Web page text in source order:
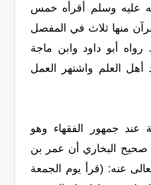
عليه وسلم أقرأه خمس
منها ثلاث في المفصل
أبو داود وابن ماجة
أهل العلم واشتهر العمل
عند جمهور الفقهاء وهو
صحيح البخاري أن عمر بن
عنه: (قرأ يوم الجمعة